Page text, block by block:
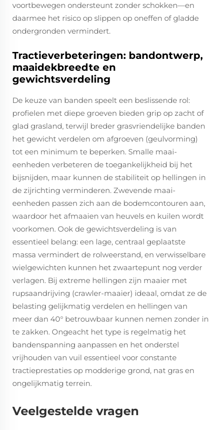
voortbewegen ondersteunt zonder schokken—en
daarmee het risico op slippen op oneffen of gladde
ondergronden vermindert.
Tractieverbeteringen: bandontwerp,
maaidekbreedte en
gewichtsverdeling
De keuze van banden speelt een beslissende rol:
profielen met diepe groeven bieden grip op zacht of
glad grasland, terwijl breder grasvriendelijke banden
het gewicht verdelen om afgroeven (geulvorming)
tot een minimum te beperken. Smalle maai-
eenheden verbeteren de toegankelijkheid bij het
bijsnijden, maar kunnen de stabiliteit op hellingen in
de zijrichting verminderen. Zwevende maai-
eenheden passen zich aan de bodemcontouren aan,
waardoor het afmaaien van heuvels en kuilen wordt
voorkomen. Ook de gewichtsverdeling is van
essentieel belang: een lage, centraal geplaatste
massa vermindert de rolweerstand, en verwisselbare
wielgewichten kunnen het zwaartepunt nog verder
verlagen. Bij extreme hellingen zijn maaier met
rupsaandrijving (crawler-maaier) ideaal, omdat ze de
belasting gelijkmatig verdelen en hellingen van
meer dan 40° betrouwbaar kunnen nemen zonder in
te zakken. Ongeacht het type is regelmatig het
bandenspanning aanpassen en het onderstel
vrijhouden van vuil essentieel voor constante
tractieprestaties op modderige grond, nat gras en
ongelijkmatig terrein.
Veelgestelde vragen